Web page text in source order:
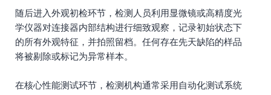
随后进入外观初检环节，检测人员利用显微镜或高精度光
学仪器对连接器内部结构进行细致观察，记录初始状态下
的所有外观特征，并拍照留档。任何存在先天缺陷的样品
将被剔除或标记为异常样本。
在核心性能测试环节，检测机构通常采用自动化测试系统